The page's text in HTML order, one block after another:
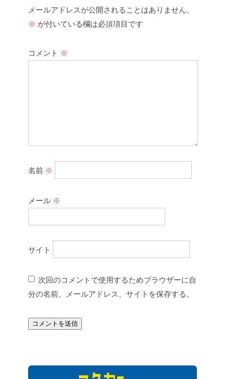
メールアドレスが公開されることはありません。
※ が付いている欄は必須項目です
コメント ※
名前 ※
メール ※
サイト
次回のコメントで使用するためブラウザーに自
分の名前、メールアドレス、サイトを保存する。